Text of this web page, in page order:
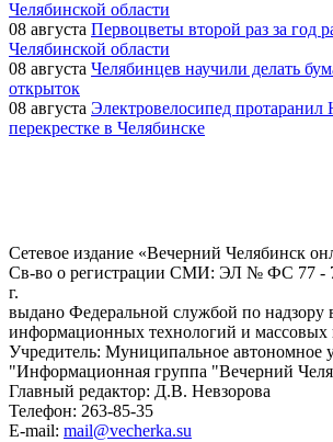
Челябинской области
08 августа Первоцветы второй раз за год
Челябинской области
08 августа Челябинцев научили делать
открыток
08 августа Электровелосипед протаранил
перекрестке в Челябинске
Сетевое издание «Вечерний Челябинск
Cв-во о регистрации СМИ: ЭЛ № ФС 77 -
г.
выдано Федеральной службой по надзору
информационных технологий и
Учредитель: Муниципальное автономное
"Информационная группа "Вечерний
Главный редактор: Д.В. Невзорова
Телефон: 263-85-35
E-mail: mail@vecherka.su